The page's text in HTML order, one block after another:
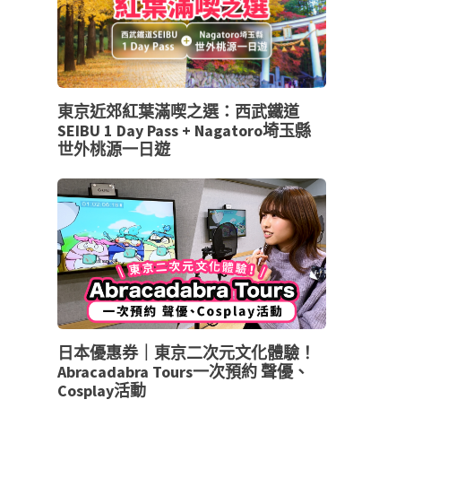
東京近郊紅葉滿喫之選：西武鐵道
SEIBU 1 Day Pass + Nagatoro埼玉縣
世外桃源一日遊
日本優惠券｜東京二次元文化體驗！
Abracadabra Tours一次預約 聲優、
Cosplay活動